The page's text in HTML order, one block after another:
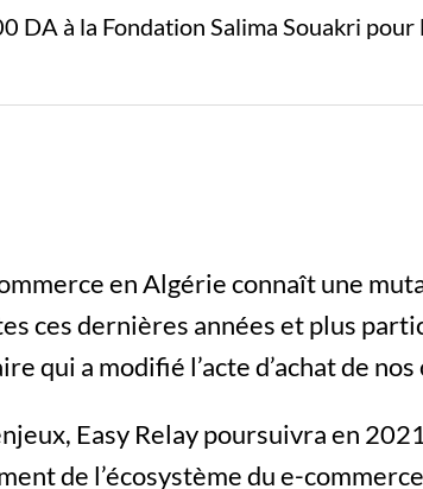
DA à la Fondation Salima Souakri
en Algérie connaît une
ces dernières années et plus
qui a modifié l’acte d’achat de
Easy Relay poursuivra en
de l’écosystème du e-